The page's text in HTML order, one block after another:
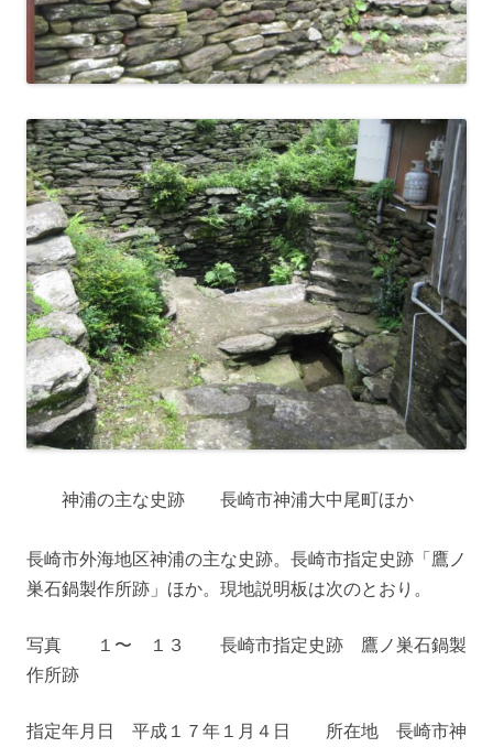
神浦の主な史跡 長崎市神浦大中尾町ほか
長崎市外海地区神浦の主な史跡。長崎市指定史跡「鷹ノ
巣石鍋製作所跡」ほか。現地説明板は次のとおり。
写真 １〜 １３ 長崎市指定史跡 鷹ノ巣石鍋製
作所跡
指定年月日 平成１７年１月４日 所在地 長崎市神